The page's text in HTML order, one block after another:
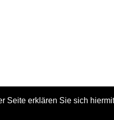
Seite erklären Sie sich
und Bauordnung,Impressum